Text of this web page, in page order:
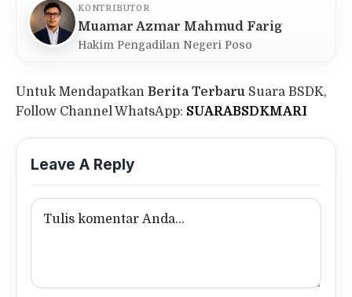
KONTRIBUTOR
Muamar Azmar Mahmud Farig
Hakim Pengadilan Negeri Poso
Untuk Mendapatkan Berita Terbaru Suara BSDK,
Follow Channel WhatsApp: SUARABSDKMARI
Leave A Reply